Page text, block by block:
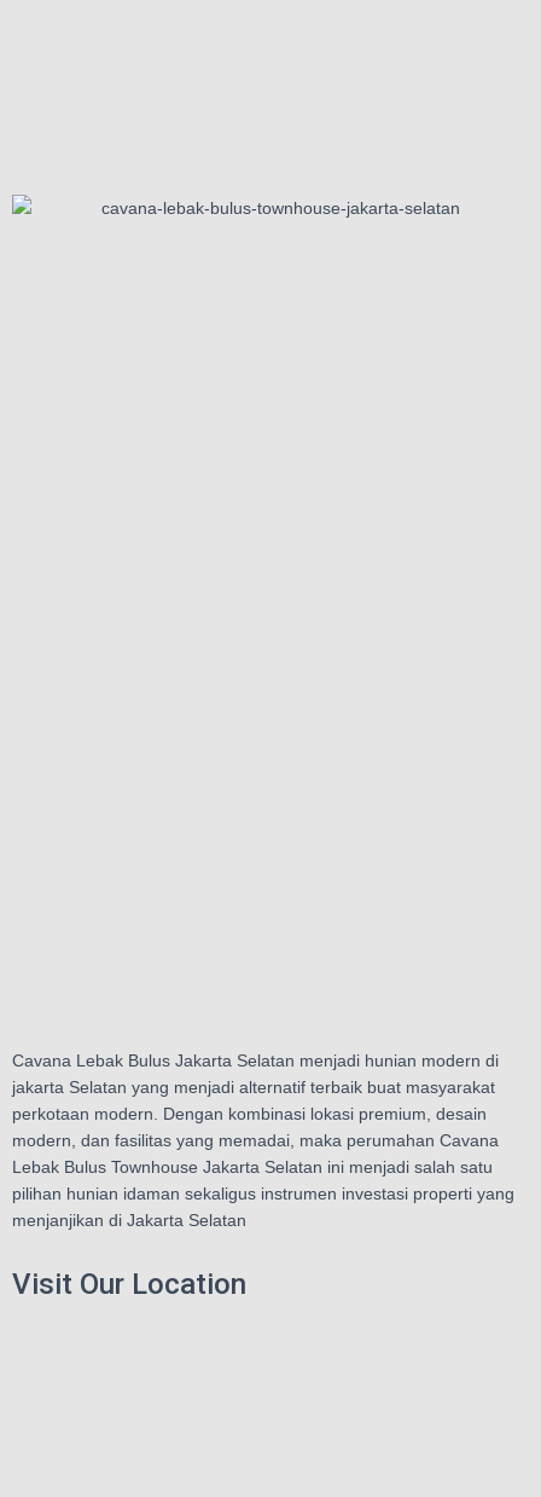
Cavana Lebak Bulus Jakarta Selatan menjadi hunian modern di
jakarta Selatan yang menjadi alternatif terbaik buat masyarakat
perkotaan modern. Dengan kombinasi lokasi premium, desain
modern, dan fasilitas yang memadai, maka perumahan Cavana
Lebak Bulus Townhouse Jakarta Selatan ini menjadi salah satu
pilihan hunian idaman sekaligus instrumen investasi properti yang
menjanjikan di Jakarta Selatan
Visit Our Location